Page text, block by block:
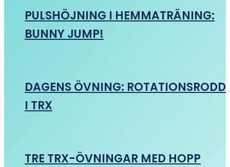
PULSHÖJNING I HEMMATRÄNING:
BUNNY JUMP!
DAGENS ÖVNING: ROTATIONSRODD
I TRX
TRE TRX-ÖVNINGAR MED HOPP